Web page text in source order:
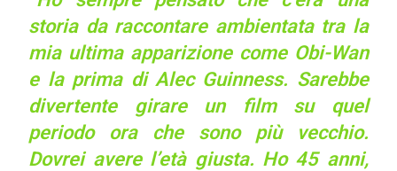
storia da raccontare ambientata tra la
mia ultima apparizione come Obi-Wan
e la prima di Alec Guinness. Sarebbe
divertente girare un film su quel
periodo ora che sono più vecchio.
Dovrei avere l’età giusta. Ho 45 anni,